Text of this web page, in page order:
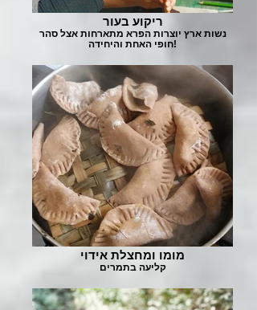
ריקוע בעור
נשות ארץ יוצרות הפרא מתארחות אצל סהר
חופי האחת והיחידה!
מומו ומחצלת אידוי
קליעה בתמרים